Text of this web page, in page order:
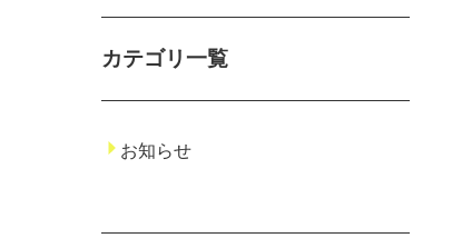
カテゴリ一覧
お知らせ